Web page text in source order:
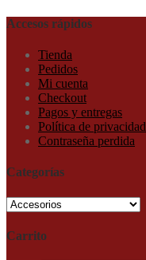
Accesos rápidos
Tienda
Pedidos
Mi cuenta
Checkout
Pagos y entregas
Política de privacidad
Contraseña perdida
Categorías
Carrito